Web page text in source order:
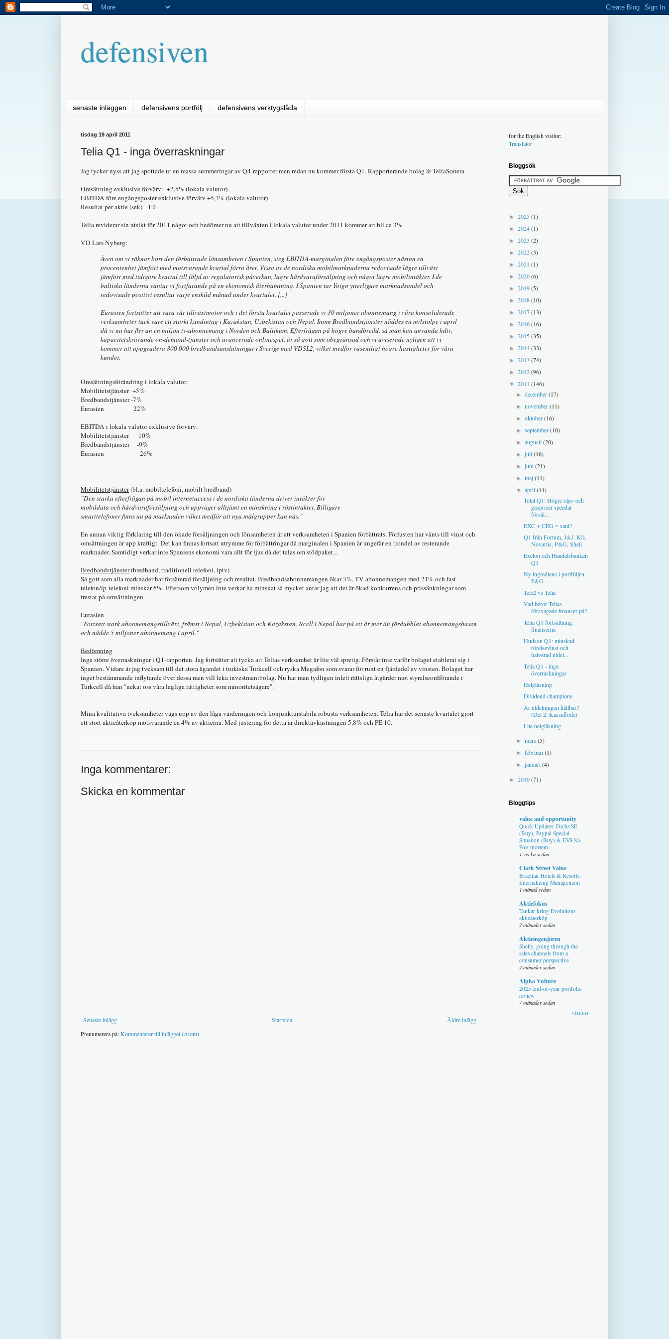
defensiven
senaste inläggen defensivens portfölj defensivens verktygslåda
tisdag 19 april 2011
Telia Q1 - inga överraskningar
Jag tycker nyss att jag spottade ut en massa summeringar av Q4-rapporter men redan nu kommer första Q1. Rapporterande bolag är TeliaSonera.
Omsättning exklusive förvärv: +2,5% (lokala valutor)
EBITDA före engångsposter exklusive förvärv +5,3% (lokala valutor)
Resultat per aktie (sek) -1%
Telia reviderar sin utsikt för 2011 något och bedömer nu att tillväxten i lokala valutor under 2011 kommer att bli ca 3%.
VD Lars Nyberg:
Även om vi räknar bort den förbättrade lönsamheten i Spanien, steg EBITDA-marginalen före engångsposter nästan en
procentenhet jämfört med motsvarande kvartal förra året. Vissa av de nordiska mobilmarknaderna redovisade lägre tillväxt
jämfört med tidigare kvartal till följd av regulatorisk påverkan, lägre hårdvaruförsäljning och något lägre mobilintäkter. I de
baltiska länderna väntar vi fortfarande på en ekonomisk återhämtning. I Spanien tar Yoigo ytterligare marknadsandel och
redovisade positivt resultat varje enskild månad under kvartalet. [...]
Eurasien fortsätter att vara vår tillväxtmotor och i det första kvartalet passerade vi 30 miljoner abonnemang i våra konsoliderade
verksamheter tack vare ett starkt kundintag i Kazakstan, Uzbekistan och Nepal. Inom Bredbandstjänster nåddes en milstolpe i april
då vi nu har fler än en miljon tv-abonnemang i Norden och Baltikum. Efterfrågan på högre bandbredd, så man kan använda hdtv,
kapacitetskrävande on-demand-tjänster och avancerade onlinespel, är så gott som obegränsad och vi aviserade nyligen att vi
kommer att uppgradera 800 000 bredbandsanslutningar i Sverige med VDSL2, vilket medför väsentligt högre hastigheter för våra
kunder.
Omsättningsförändring i lokala valutor:
Mobilitetstjänster +5%
Bredbandstjänster -7%
Eurasien 22%
EBITDA i lokala valutor exklusive förvärv:
Mobilitetstjänster 10%
Bredbandstjänster -9%
Eurasien 26%
Mobilitetstjänster(bl.a. mobiltelefoni, mobilt bredband)
"Den starka efterfrågan på mobil internetaccess i de nordiska länderna driver intäkter för
mobildata och hårdvaruförsäljning och uppväger alltjämt en minskning i röstintäkter. Billigare
smarttelefoner finns nu på marknaden vilket medför att nya målgrupper kan nås."
En annan viktig förklaring till den ökade försäljningen och lönsamheten är att verksamheten i Spanien förbättrats. Förlusten har vänts till vinst och
omsättningen är upp kraftigt. Det kan finnas fortsatt utrymme för förbättringar då marginalen i Spanien är ungefär en tiondel av resterande
marknader. Samtidigt verkar inte Spaniens ekonomi vara allt för ljus då det talas om stödpaket...
Bredbandstjänster(bredband, traditionell telefoni, iptv)
Så gott som alla marknader har försämrad försäljning och resultat. Bredbandsabonnemangen ökar 3%, TV-abonnemangen med 21% och fast-
telefon/ip-telefoni minskar 6%. Eftersom volymen inte verkar ha minskat så mycket antar jag att det är ökad konkurrens och prissänkningar som
frestat på omsättningen.
Eurasien
"Fortsatt stark abonnemangstillväxt, främst i Nepal, Uzbekistan och Kazakstan. Ncell i Nepal har på ett år mer än fördubblat abonnemangsbasen
och nådde 5 miljoner abonnemang i april."
Bedömning
Inga större överraskningar i Q1-rapporten. Jag fortsätter att tycka att Telias verksamhet är lite väl spretig. Förstår inte varför bolaget etablerat sig i
Spanien. Vidare är jag tveksam till det stora ägandet i turkiska Turkcell och ryska Megafon som svarar för runt en fjärdedel av vinsten. Bolaget har
inget bestämmande inflytande över dessa men vill leka investmentbolag. Nu har man tydligen inlett rättsliga åtgärder mot styrelseordförande i
Turkcell då han "nekat oss våra lagliga rättigheter som minoritetsägare".
Mina kvalitativa tveksamheter vägs upp av den låga värderingen och konjunkturstabila robusta verksamheten. Telia har det senaste kvartalet gjort
ett stort aktieåterköp motsvarande ca 4% av aktierna. Med justering för detta är direktavkastningen 5,8% och PE 10.
Inga kommentarer:
Skicka en kommentar
Senaste inlägg Äldre inlägg
Startsida
Prenumerera på:Kommentarer till inlägget (Atom)
for the English visitor:
Translator
Bloggsök
► 2025(1)
► 2024(1)
► 2023 (2)
► 2022(3)
► 2021 (1)
► 2020(6)
► 2019(5)
► 2018(10)
► 2017(13)
► 2016(16)
► 2015(35)
► 2014(33)
► 2013 (74)
► 2012(96)
▼ 2011 (146)
►december(17)
►november(11)
►oktober(16)
►september(10)
►augusti(20)
►juli(16)
►juni(21)
►maj(11)
▼april(14)
Total Q1: Högre olje- och
gaspriser speedar
försäl...
EXC + CEG = sant?
Q1 från Fortum, J&J, KO,
Novartis, P&G, Shell
Exelon och Handelsbanken
Q1
Ny ingrediens i portföljen:
P&G
Tele2 vs Telia
Vad beror Telias
försvagade finanser på?
Telia Q1 fortsättning:
finanserna
Hudson Q1: minskad
rörelsevinst och
halverad utdel...
Telia Q1 - inga
överraskningar
Helgläsning
Dividend champions
Är utdelningen hållbar?
(Del 2: Kassaflöde)
Lite helgläsning
►mars(5)
►februari(1)
►januari(4)
► 2010(71)
Bloggtips
value and opportunity
Quick Updates: Fuchs SE
(Buy), Paypal Special
Situation (Buy) & EVS SA
Post mortem
1 vecka sedan
Clark Street Value
Braemar Hotels & Resorts:
Internalizing Management
1 månad sedan
Aktiefokus
Tankar kring Evolutions
aktieåterköp
2 månader sedan
Aktieingenjören
Shelly, going through the
sales channels from a
consumer perspective
4 månader sedan
Alpha Vulture
2025 end-of-year portfolio
review
7 månader sedan
Visa alla